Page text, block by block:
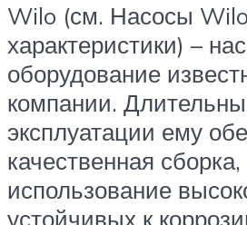
Wilo (см. Насосы
характеристики) –
оборудование
компании.
эксплуатации ему
качественная сборка,
использование
устойчивых к